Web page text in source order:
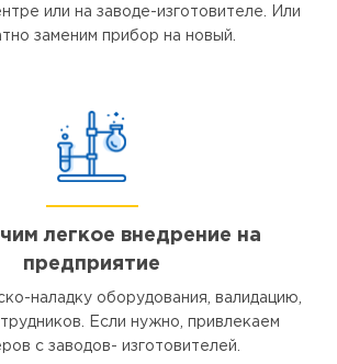
или на заводе-изготовителе. Или
заменим прибор на новый.
легкое внедрение на
предприятие
наладку оборудования, валидацию,
Если нужно, привлекаем
с заводов- изготовителей.